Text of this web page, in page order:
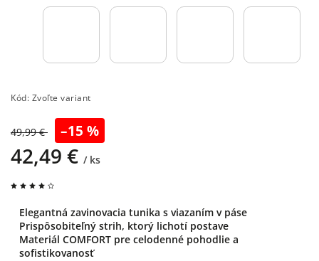
Kód: Zvoľte variant
49,99 € –15 %
42,49 € / ks
Elegantná zavinovacia tunika s viazaním v páse
Prispôsobiteľný strih, ktorý lichotí postave
Materiál COMFORT pre celodenné pohodlie a
sofistikovanosť